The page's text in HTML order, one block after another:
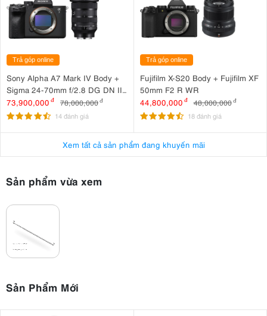
Trả góp online
Sony Alpha A7 Mark IV Body +
Sigma 24-70mm f/2.8 DG DN II
Art
73,900,000 đ 78,000,000đ
14 đánh giá
Trả góp online
Fujifilm X-S20 Body + Fujifilm XF
50mm F2 R WR
44,800,000 đ 48,000,000 đ
18 đánh giá
Xem tất cả sản phẩm đang khuyến mãi
Sản phẩm vừa xem
Sản Phẩm Mới